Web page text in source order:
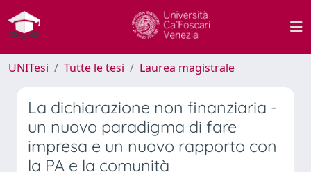
UNITesi Tutte le tesi Laurea magistrale
La dichiarazione non finanziaria -
un nuovo paradigma di fare
impresa e un nuovo rapporto con
la PA e la comunità